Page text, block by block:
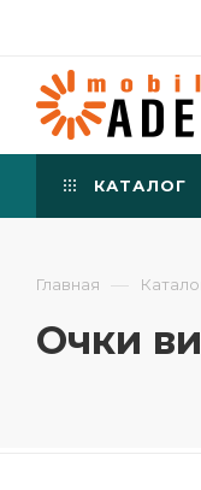
КАТАЛОГ
Главная —
Очки